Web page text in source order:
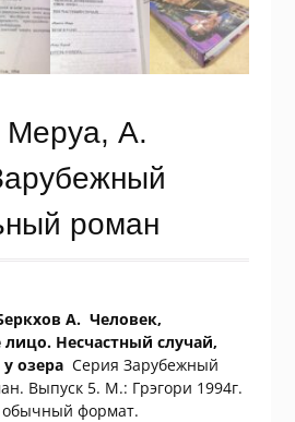
А.
роман
А. Человек,
Несчастный случай,
озера Серия Зарубежный
Выпуск 5. М.: Грэгори 1994г.
формат.